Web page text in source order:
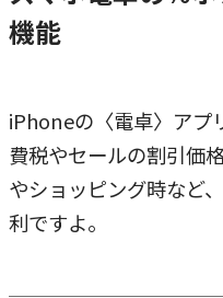
機能
iPhoneの〈電卓〉アプ
費税やセールの割引価
やショッピング時など
利ですよ。